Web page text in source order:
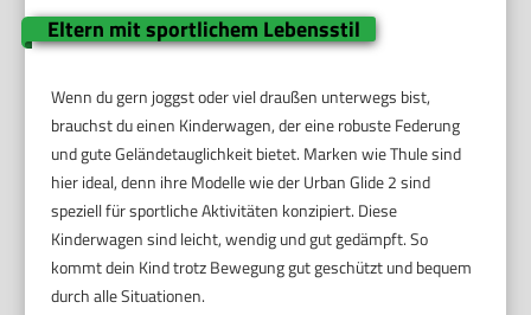
Eltern mit sportlichem Lebensstil
Wenn du gern joggst oder viel draußen unterwegs bist,
brauchst du einen Kinderwagen, der eine robuste Federung
und gute Geländetauglichkeit bietet. Marken wie Thule sind
hier ideal, denn ihre Modelle wie der Urban Glide 2 sind
speziell für sportliche Aktivitäten konzipiert. Diese
Kinderwagen sind leicht, wendig und gut gedämpft. So
kommt dein Kind trotz Bewegung gut geschützt und bequem
durch alle Situationen.